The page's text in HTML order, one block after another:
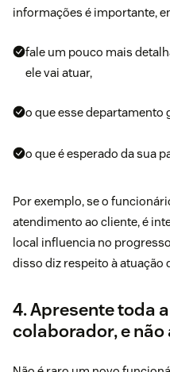
informações é importante,
fale um pouco mais
ele vai atuar,
o que esse departamento
o que é esperado da sua
Por exemplo, se o
atendimento ao cliente, é
local influencia no
disso diz respeito à atuação
4. Apresente toda
colaborador, e